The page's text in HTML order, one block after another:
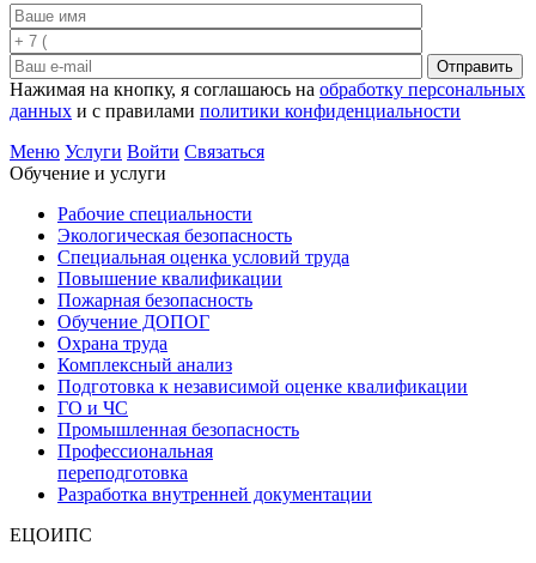
Отправить
Нажимая на кнопку, я соглашаюсь на обработку персональных
данных и с правилами политики конфиденциальности
Меню Услуги Войти Связаться
Обучение и услуги
Рабочие специальности
Экологическая безопасность
Специальная оценка условий труда
Повышение квалификации
Пожарная безопасность
Обучение ДОПОГ
Охрана труда
Комплексный анализ
Подготовка к независимой оценке квалификации
ГО и ЧС
Промышленная безопасность
Профессиональная
переподготовка
Разработка внутренней документации
ЕЦОИПС